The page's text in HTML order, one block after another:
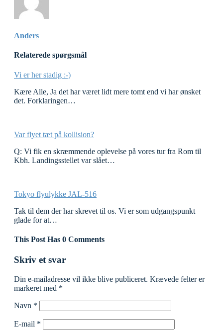
Anders
Relaterede spørgsmål
Vi er her stadig :-)
Kære Alle, Ja det har været lidt mere tomt end vi har ønsket
det. Forklaringen…
Var flyet tæt på kollision?
Q: Vi fik en skræmmende oplevelse på vores tur fra Rom til
Kbh. Landingsstellet var slået…
Tokyo flyulykke JAL-516
Tak til dem der har skrevet til os. Vi er som udgangspunkt
glade for at…
This Post Has 0 Comments
Skriv et svar
Din e-mailadresse vil ikke blive publiceret. Krævede felter er
markeret med *
Navn *
E-mail *